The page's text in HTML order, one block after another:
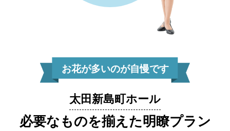
お花が多いのが自慢です
太田新島町ホール
必要なものを揃えた明瞭プラン